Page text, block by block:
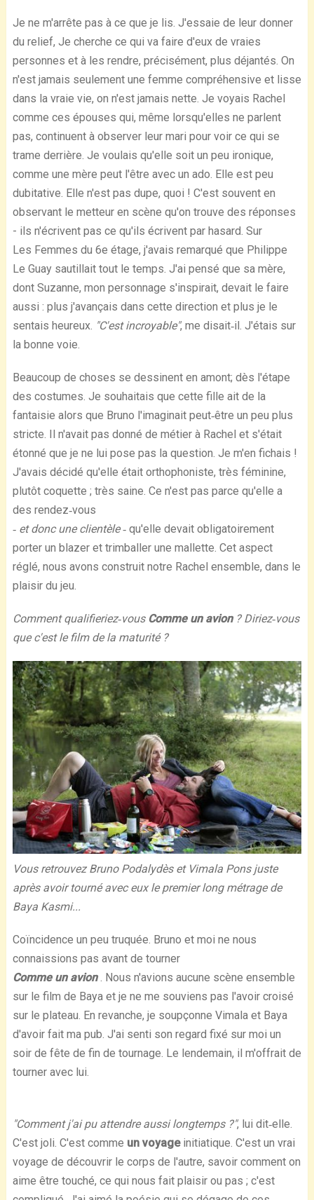
Je ne m'arrête pas à ce que je lis. J'essaie de leur donner
du relief, Je cherche ce qui va faire d'eux de vraies
personnes et à les rendre, précisément, plus déjantés. On
n'est jamais seulement une femme compréhensive et lisse
dans la vraie vie, on n'est jamais nette. Je voyais Rachel
comme ces épouses qui, même lorsqu'elles ne parlent
pas, continuent à observer leur mari pour voir ce qui se
trame derrière. Je voulais qu'elle soit un peu ironique,
comme une mère peut l'être avec un ado. Elle est peu
dubitative. Elle n'est pas dupe, quoi ! C'est souvent en
observant le metteur en scène qu'on trouve des réponses
- ils n'écrivent pas ce qu'ils écrivent par hasard. Sur
Les Femmes du 6e étage, j'avais remarqué que Philippe
Le Guay sautillait tout le temps. J'ai pensé que sa mère,
dont Suzanne, mon personnage s'inspirait, devait le faire
aussi : plus j'avançais dans cette direction et plus je le
sentais heureux. "C'est incroyable", me disait‐il. J'étais sur
la bonne voie.
Beaucoup de choses se dessinent en amont; dès l'étape
des costumes. Je souhaitais que cette fille ait de la
fantaisie alors que Bruno l'imaginait peut‐être un peu plus
stricte. Il n'avait pas donné de métier à Rachel et s'était
étonné que je ne lui pose pas la question. Je m'en fichais !
J'avais décidé qu'elle était orthophoniste, très féminine,
plutôt coquette ; très saine. Ce n'est pas parce qu'elle a
des rendez‐vous
‐ et donc une clientèle ‐ qu'elle devait obligatoirement
porter un blazer et trimballer une mallette. Cet aspect
réglé, nous avons construit notre Rachel ensemble, dans le
plaisir du jeu.
Comment qualifieriez‐vous Comme un avion ? Diriez‐vous
que c'est le film de la maturité ?
Vous retrouvez Bruno Podalydès et Vimala Pons juste
après avoir tourné avec eux le premier long métrage de
Baya Kasmi...
Coïncidence un peu truquée. Bruno et moi ne nous
connaissions pas avant de tourner
Comme un avion. Nous n'avions aucune scène ensemble
sur le film de Baya et je ne me souviens pas l'avoir croisé
sur le plateau. En revanche, je soupçonne Vimala et Baya
d'avoir fait ma pub. J'ai senti son regard fixé sur moi un
soir de fête de fin de tournage. Le lendemain, il m'offrait de
tourner avec lui.
"Comment j'ai pu attendre aussi longtemps ?", lui dit‐elle.
C'est joli. C'est comme un voyageinitiatique. C'est un vrai
voyage de découvrir le corps de l'autre, savoir comment on
aime être touché, ce qui nous fait plaisir ou pas ; c'est